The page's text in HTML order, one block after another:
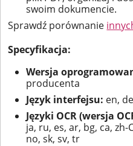
swoim dokumencie.
Sprawdź porównanie
Specyfikacja:
Wersja
producenta
Język interfejsu: en,
Języki OCR (wersja
ja, ru, es, ar, bg, ca, zh-
no, sk, sv, tr